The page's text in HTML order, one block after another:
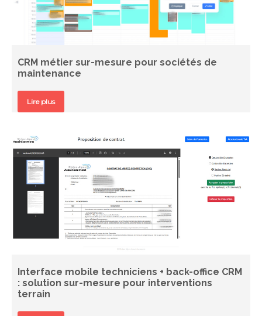
CRM métier sur-mesure pour sociétés de
maintenance
Lire plus
Interface mobile techniciens + back-office CRM
: solution sur-mesure pour interventions
terrain